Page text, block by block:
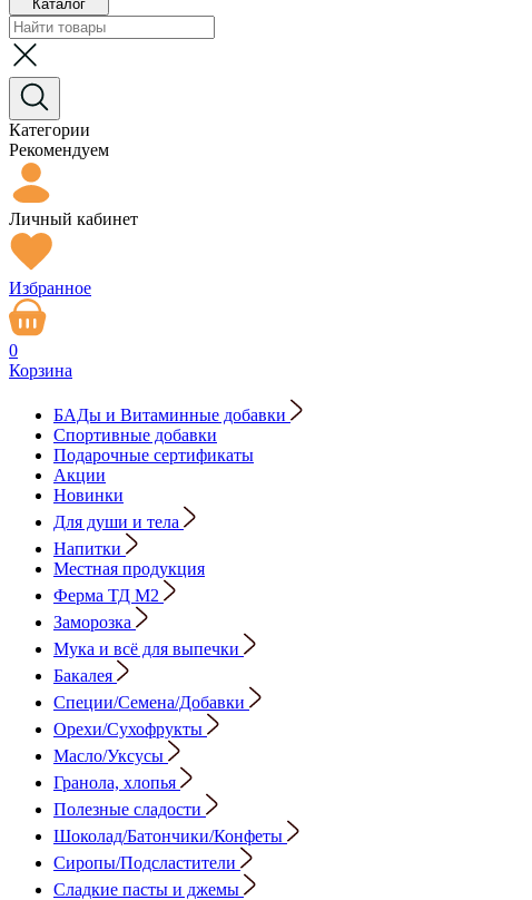
Каталог
Категории
Рекомендуем
Личный кабинет
Избранное
0
Корзина
БАДы и Витаминные добавки
Спортивные добавки
Подарочные сертификаты
Акции
Новинки
Для души и тела
Напитки
Местная продукция
Ферма ТД М2
Заморозка
Мука и всё для выпечки
Бакалея
Специи/Семена/Добавки
Орехи/Сухофрукты
Масло/Уксусы
Гранола, хлопья
Полезные сладости
Шоколад/Батончики/Конфеты
Сиропы/Подсластители
Сладкие пасты и джемы